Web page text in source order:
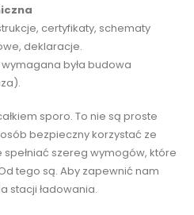
certyfikaty, schematy
deklaracje.
była budowa
sporo. To nie są proste
bezpieczny korzystać ze
spełniać szereg wymogów, które
tego są. Aby zapewnić nam
stacji ładowania.